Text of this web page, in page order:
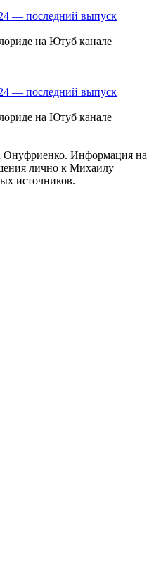
— последний выпуск
на Ютуб канале
— последний выпуск
на Ютуб канале
Информация на
лично к Михаилу
источников.